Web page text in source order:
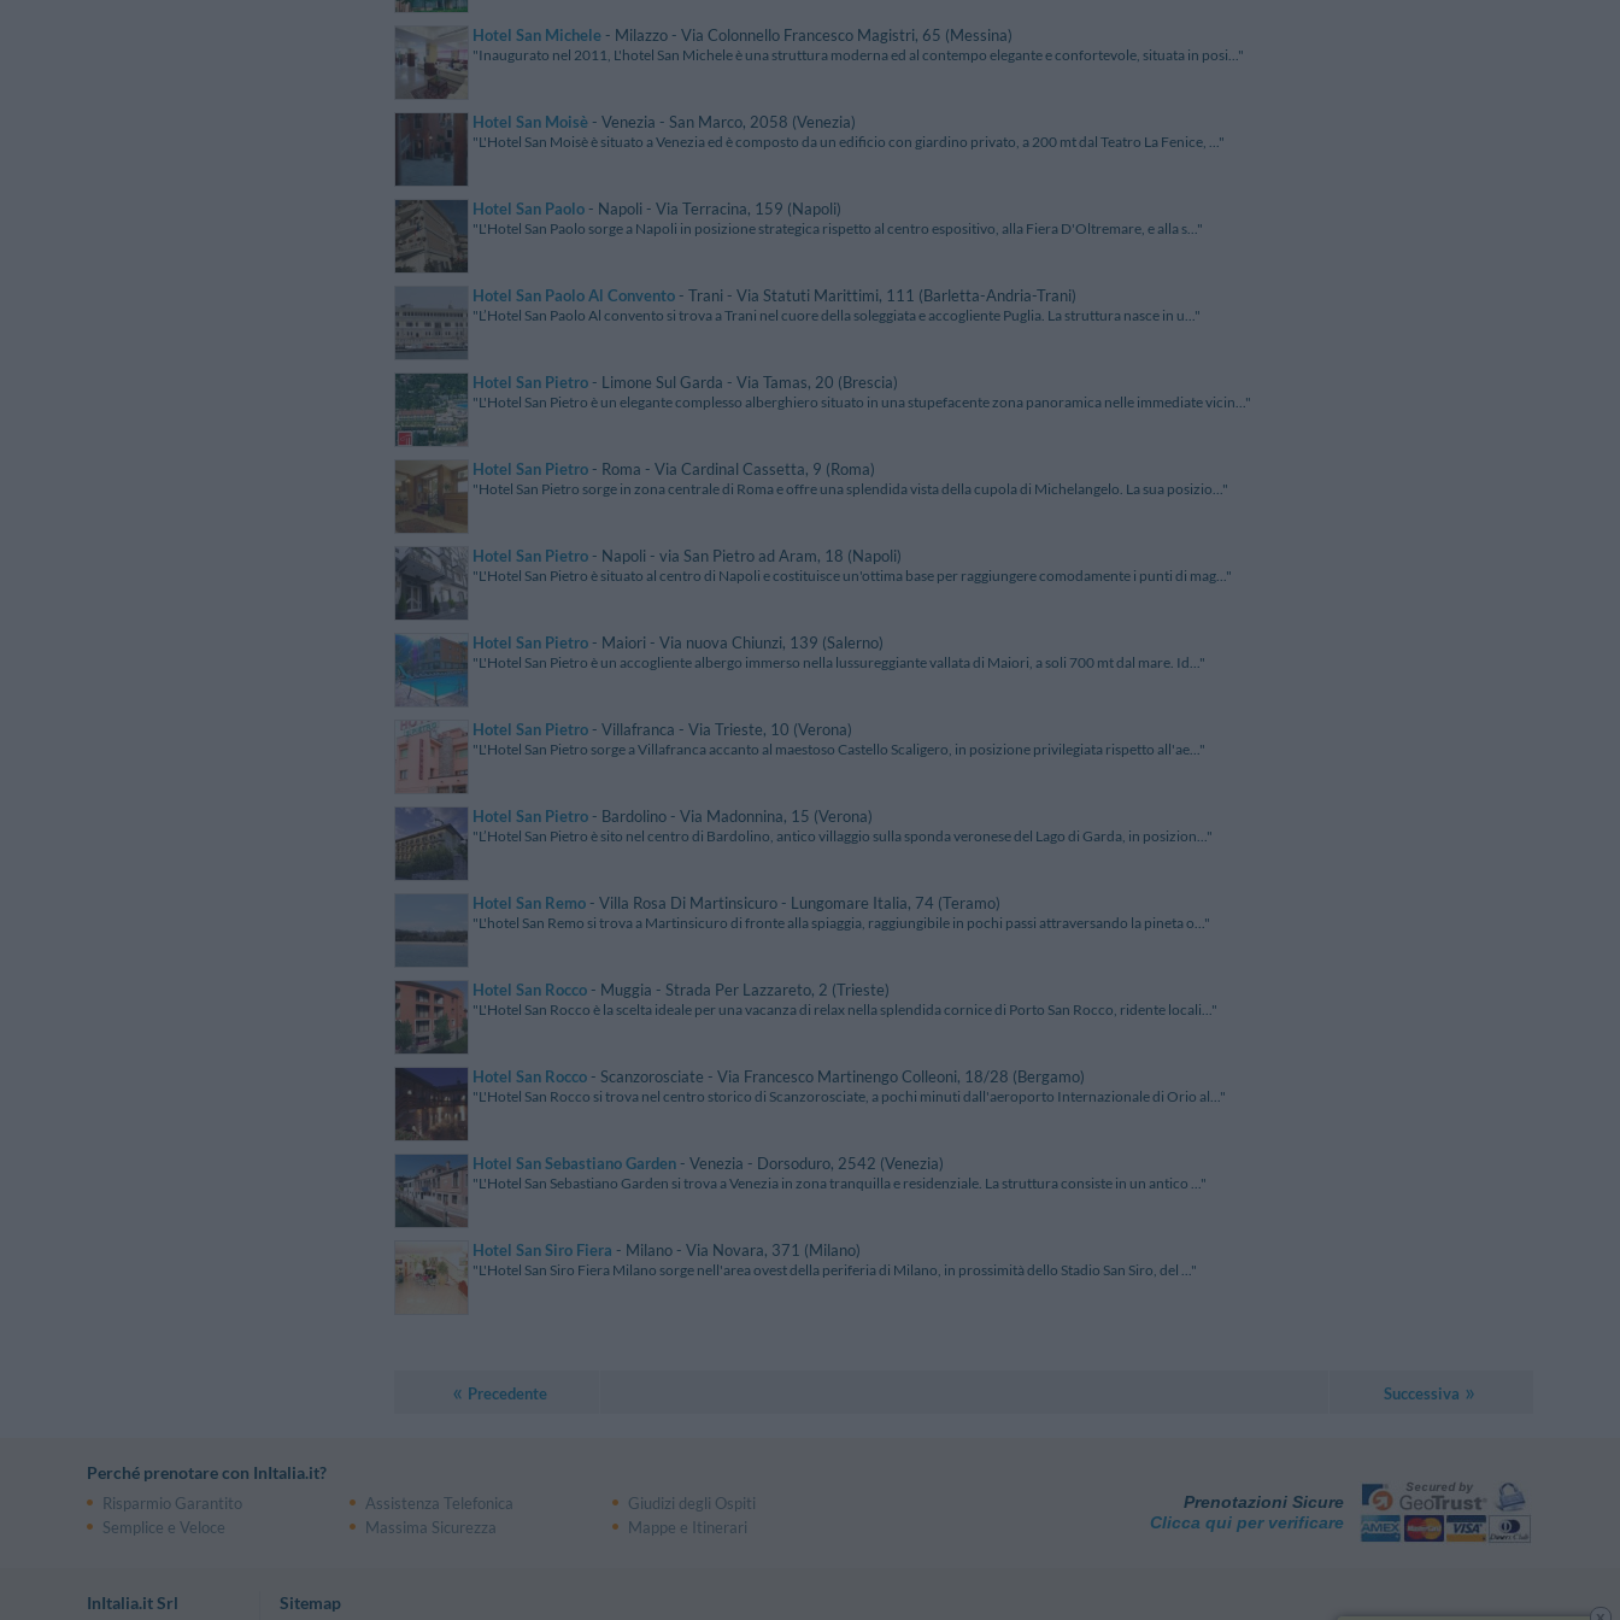
Hotel San Michele - Milazzo - Via Colonnello Francesco Magistri, 65 (Messina)
"Inaugurato nel 2011, L'hotel San Michele è una struttura moderna ed al contempo elegante e confortevole, situata in posi..."
Hotel San Moisè - Venezia - San Marco, 2058 (Venezia)
"L'Hotel San Moisè è situato a Venezia ed è composto da un edificio con giardino privato, a 200 mt dal Teatro La Fenice, ..."
Hotel San Paolo - Napoli - Via Terracina, 159 (Napoli)
"L'Hotel San Paolo sorge a Napoli in posizione strategica rispetto al centro espositivo, alla Fiera D'Oltremare, e alla s..."
Hotel San Paolo Al Convento - Trani - Via Statuti Marittimi, 111 (Barletta-Andria-Trani)
"L’Hotel San Paolo Al convento si trova a Trani nel cuore della soleggiata e accogliente Puglia. La struttura nasce in u..."
Hotel San Pietro - Limone Sul Garda - Via Tamas, 20 (Brescia)
"L'Hotel San Pietro è un elegante complesso alberghiero situato in una stupefacente zona panoramica nelle immediate vicin..."
Hotel San Pietro - Roma - Via Cardinal Cassetta, 9 (Roma)
"Hotel San Pietro sorge in zona centrale di Roma e offre una splendida vista della cupola di Michelangelo. La sua posizio..."
Hotel San Pietro - Napoli - via San Pietro ad Aram, 18 (Napoli)
"L'Hotel San Pietro è situato al centro di Napoli e costituisce un'ottima base per raggiungere comodamente i punti di mag..."
Hotel San Pietro - Maiori - Via nuova Chiunzi, 139 (Salerno)
"L'Hotel San Pietro è un accogliente albergo immerso nella lussureggiante vallata di Maiori, a soli 700 mt dal mare. Id..."
Hotel San Pietro - Villafranca - Via Trieste, 10 (Verona)
"L'Hotel San Pietro sorge a Villafranca accanto al maestoso Castello Scaligero, in posizione privilegiata rispetto all'ae..."
Hotel San Pietro - Bardolino - Via Madonnina, 15 (Verona)
"L’Hotel San Pietro è sito nel centro di Bardolino, antico villaggio sulla sponda veronese del Lago di Garda, in posizion..."
Hotel San Remo - Villa Rosa Di Martinsicuro - Lungomare Italia, 74 (Teramo)
"L'hotel San Remo si trova a Martinsicuro di fronte alla spiaggia, raggiungibile in pochi passi attraversando la pineta o..."
Hotel San Rocco - Muggia - Strada Per Lazzareto, 2 (Trieste)
"L'Hotel San Rocco è la scelta ideale per una vacanza di relax nella splendida cornice di Porto San Rocco, ridente locali..."
Hotel San Rocco - Scanzorosciate - Via Francesco Martinengo Colleoni, 18/28 (Bergamo)
"L'Hotel San Rocco si trova nel centro storico di Scanzorosciate, a pochi minuti dall'aeroporto Internazionale di Orio al..."
Hotel San Sebastiano Garden - Venezia - Dorsoduro, 2542 (Venezia)
"L'Hotel San Sebastiano Garden si trova a Venezia in zona tranquilla e residenziale. La struttura consiste in un antico ..."
Hotel San Siro Fiera - Milano - Via Novara, 371 (Milano)
"L'Hotel San Siro Fiera Milano sorge nell'area ovest della periferia di Milano, in prossimità dello Stadio San Siro, del ..."
Precedente Successiva
Perché prenotare con InItalia.it?
Risparmio Garantito Assistenza Telefonica
Giudizi degli Ospiti
Semplice e Veloce
Massima Sicurezza Mappe e Itinerari
Prenotazioni Sicure
Clicca qui per verificare
InItalia.it Srl Sitemap
x